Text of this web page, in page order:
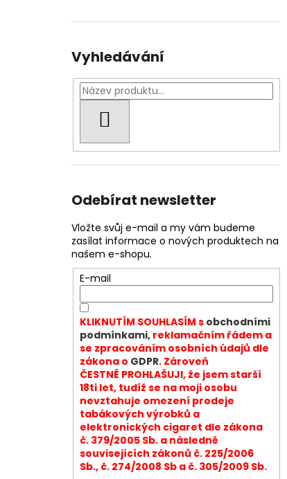
Vyhledávání
Odebírat newsletter
Vložte svůj e-mail a my vám budeme
zasílat informace o nových produktech na
našem e-shopu.
E-mail
KLIKNUTÍM SOUHLASÍM s obchodními
podmínkami,reklamačním řádem a
se zpracováním osobních údajů dle
zákona o GDPR. Zároveň
ČESTNĚ PROHLAŠUJI, že jsem starší
18ti let, tudíž se na moji osobu
nevztahuje omezení prodeje
tabákových výrobků a
elektronických cigaret dle zákona
č. 379/2005 Sb. a následně
souvisejících zákonů č. 225/2006
Sb., č. 274/2008 Sb a č. 305/2009 Sb.